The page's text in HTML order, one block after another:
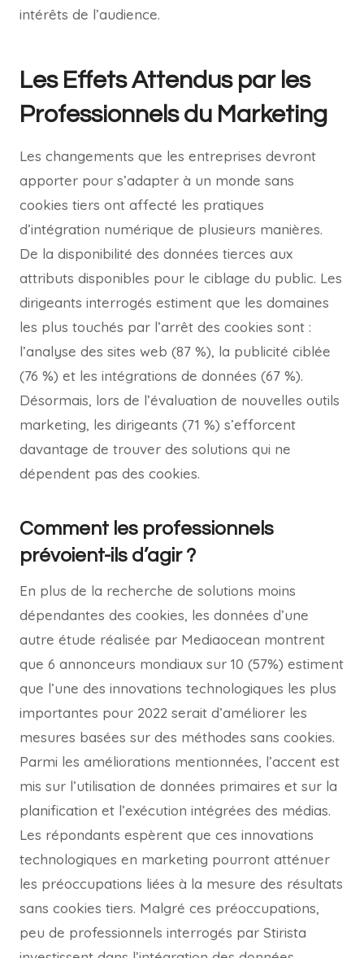
intérêts de l’audience.
Les Effets Attendus par les
Professionnels du Marketing
Les changements que les entreprises devront
apporter pour s’adapter à un monde sans
cookies tiers ont affecté les pratiques
d’intégration numérique de plusieurs manières.
De la disponibilité des données tierces aux
attributs disponibles pour le ciblage du public. Les
dirigeants interrogés estiment que les domaines
les plus touchés par l’arrêt des cookies sont :
l’analyse des sites web (87 %), la publicité ciblée
(76 %) et les intégrations de données (67 %).
Désormais, lors de l’évaluation de nouvelles outils
marketing, les dirigeants (71 %) s’efforcent
davantage de trouver des solutions qui ne
dépendent pas des cookies.
Comment les professionnels
prévoient-ils d’agir ?
En plus de la recherche de solutions moins
dépendantes des cookies, les données d’une
autre étude réalisée par Mediaocean montrent
que 6 annonceurs mondiaux sur 10 (57%) estiment
que l’une des innovations technologiques les plus
importantes pour 2022 serait d’améliorer les
mesures basées sur des méthodes sans cookies.
Parmi les améliorations mentionnées, l’accent est
mis sur l’utilisation de données primaires et sur la
planification et l’exécution intégrées des médias.
Les répondants espèrent que ces innovations
technologiques en marketing pourront atténuer
les préoccupations liées à la mesure des résultats
sans cookies tiers. Malgré ces préoccupations,
peu de professionnels interrogés par Stirista